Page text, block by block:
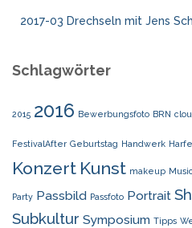
2017-03 Drechseln mit Jens
Schlagwörter
2015 2016 Bewerbungsfoto BRN
FestivalAfter Geburtstag Handwerk Harfe
Konzert Kunst makeup
Party Passbild Passfoto Portrait
Subkultur Symposium Tipps